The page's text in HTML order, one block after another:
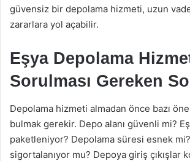
güvensiz bir depolama hizmeti, uzun
zararlara yol açabilir.
Eşya Depolama
Sorulması Gereken
Depolama hizmeti almadan önce bazı
bulmak gerekir. Depo alanı güvenli mi?
paketleniyor? Depolama süresi esnek
sigortalanıyor mu? Depoya giriş çıkışlar